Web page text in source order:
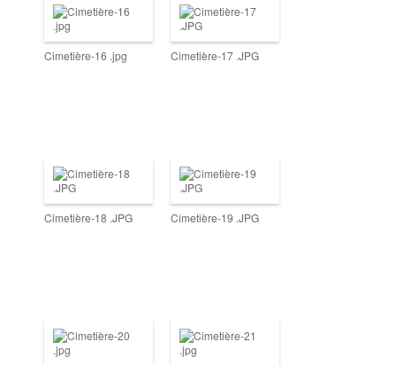
Cimetière-16 .jpg Cimetière-17 .JPG
Cimetière-18 .JPG Cimetière-19 .JPG